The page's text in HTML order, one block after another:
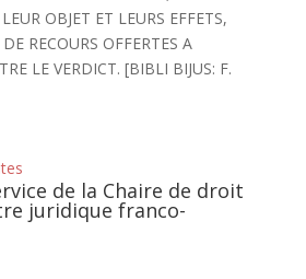
OBJET ET LEURS EFFETS,
RECOURS OFFERTES A
LE VERDICT. [BIBLI BIJUS: F.
de la Chaire de droit
juridique franco-